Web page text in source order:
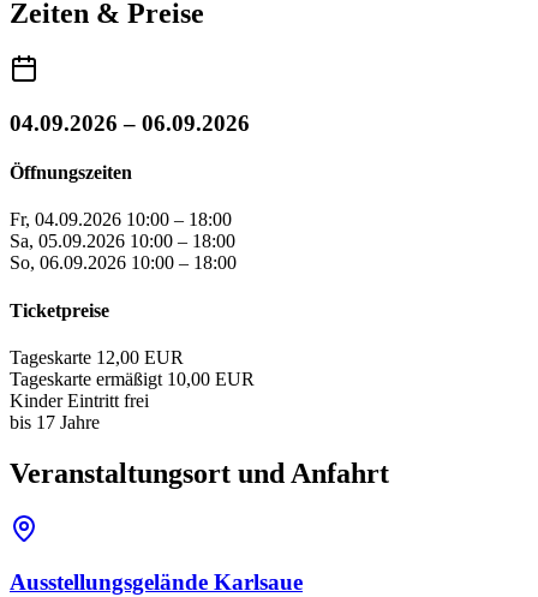
Zeiten & Preise
04.09.2026 – 06.09.2026
Öffnungszeiten
Fr, 04.09.2026 10:00 – 18:00
Sa, 05.09.2026 10:00 – 18:00
So, 06.09.2026 10:00 – 18:00
Ticketpreise
Tageskarte 12,00 EUR
Tageskarte ermäßigt 10,00 EUR
Kinder Eintritt frei
bis 17 Jahre
Veranstaltungsort und Anfahrt
Ausstellungsgelände Karlsaue